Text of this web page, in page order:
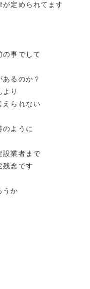
定められてます
の事でして
るのか？
り
えられない
のように
設業者まで
残念です
うか